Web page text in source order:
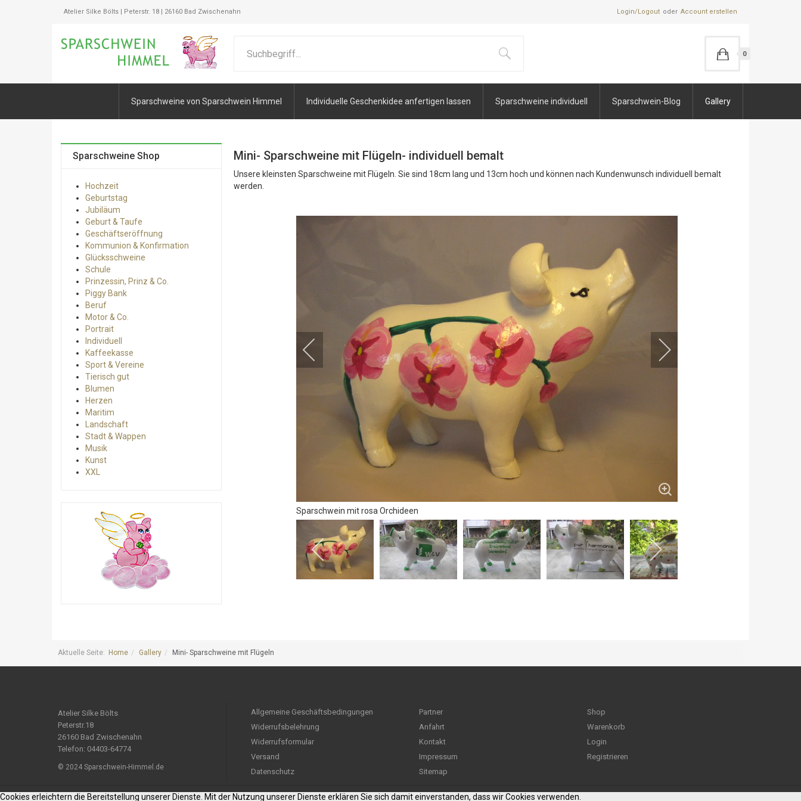
Atelier Silke Bölts | Peterstr. 18 | 26160 Bad Zwischenahn Login/Logout Account erstellen
0
Sparschweine von Sparschwein Himmel Individuelle Geschenkidee anfertigen lassen Sparschweine individuell Sparschwein-Blog Gallery
Mini- Sparschweine mit Flügeln- individuell bemalt
Unsere kleinsten Sparschweine mit Flügeln. Sie sind 18cm lang und 13cm hoch und können nach Kundenwunsch individuell bemalt
werden.
Sparschwein mit rosa Orchideen
Sparschweine Shop
Hochzeit
Geburtstag
Jubiläum
Geburt & Taufe
Geschäftseröffnung
Kommunion & Konfirmation
Glücksschweine
Schule
Prinzessin, Prinz & Co.
Piggy Bank
Beruf
Motor & Co.
Portrait
Individuell
Kaffeekasse
Sport & Vereine
Tierisch gut
Blumen
Herzen
Maritim
Landschaft
Stadt & Wappen
Musik
Kunst
XXL
Aktuelle Seite: Home Gallery Mini- Sparschweine mit Flügeln
Atelier Silke Bölts
Peterstr.18
26160 Bad Zwischenahn
Telefon: 04403-64774
© 2024 Sparschwein-Himmel.de
Allgemeine Geschäftsbedingungen
Widerrufsbelehrung
Widerrufsformular
Versand
Datenschutz
Partner
Anfahrt
Kontakt
Impressum
Sitemap
Shop
Warenkorb
Login
Registrieren
Cookies erleichtern die Bereitstellung unserer Dienste. Mit der Nutzung unserer Dienste erklären Sie sich damit einverstanden, dass wir Cookies verwenden.